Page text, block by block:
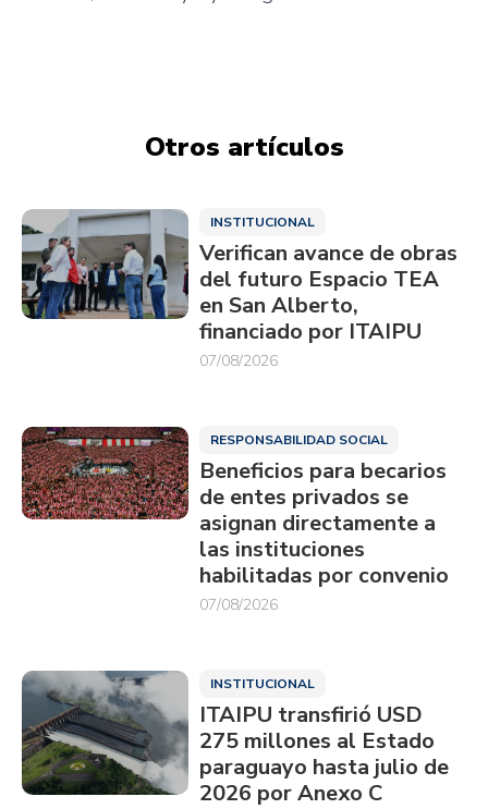
Otros artículos
INSTITUCIONAL
Verifican avance de obras
del futuro Espacio TEA
en San Alberto,
financiado por ITAIPU
07/08/2026
RESPONSABILIDAD SOCIAL
Beneficios para becarios
de entes privados se
asignan directamente a
las instituciones
habilitadas por convenio
07/08/2026
INSTITUCIONAL
ITAIPU transfirió USD
275 millones al Estado
paraguayo hasta julio de
2026 por Anexo C